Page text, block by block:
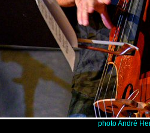
photo André